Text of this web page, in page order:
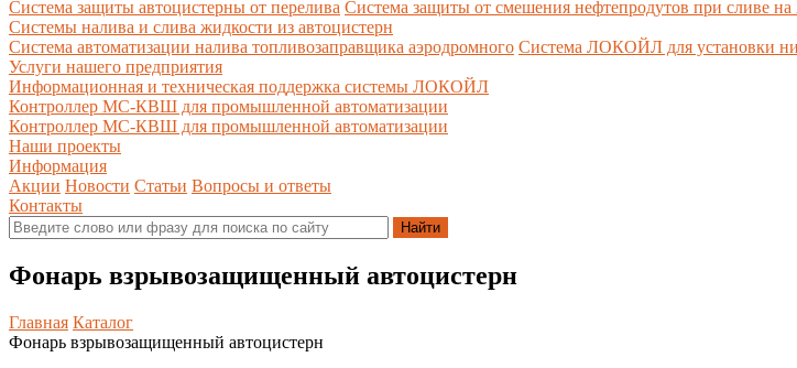
Система защиты автоцистерны от перелива Система защиты от смешения нефтепродутов при сливе
Системы налива и слива жидкости из автоцистерн
Система автоматизации налива топливозаправщика аэродромного Система ЛОКОЙЛ для установки
Услуги нашего предприятия
Информационная и техническая поддержка системы ЛОКОЙЛ
Контроллер МС-КВШ для промышленной автоматизации
Контроллер МС-КВШ для промышленной автоматизации
Наши проекты
Информация
Акции Новости Статьи Вопросы и ответы
Контакты
Фонарь взрывозащищенный автоцистерн
Главная Каталог
Фонарь взрывозащищенный автоцистерн